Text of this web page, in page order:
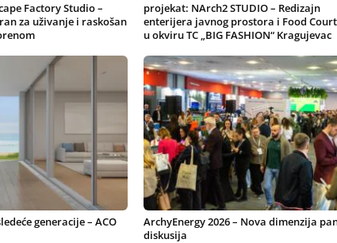
Factory Studio –
za uživanje i raskošan
projekat: NArch2 STUDIO – Redizajn
enterijera javnog prostora i Food
u okviru TC „BIG FASHION“ Kragujevac
generacije – ACO
ArchyEnergy 2026 – Nova dimenzija
diskusija